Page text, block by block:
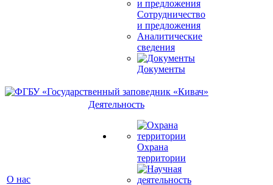
Сотрудничество
и предложения
Аналитические
сведения
Документы
О нас
Деятельность
Охрана
территории